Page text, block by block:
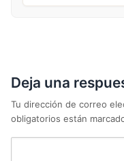
Deja una
Tu dirección de correo
obligatorios están